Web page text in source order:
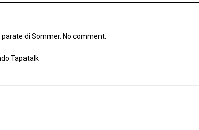
di Sommer. No comment.
Tapatalk